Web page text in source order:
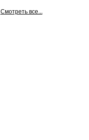
Смотреть все...